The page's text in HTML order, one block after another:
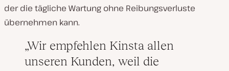
der die tägliche Wartung ohne Reibungsverluste
übernehmen kann.
Wir empfehlen Kinsta allen
unseren Kunden, weil die